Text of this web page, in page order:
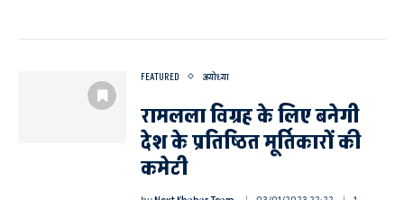
FEATURED अयोध्या
रामलला विग्रह के लिए बनेगी
देश के प्रतिष्ठित मूर्तिकारों की
कमेटी